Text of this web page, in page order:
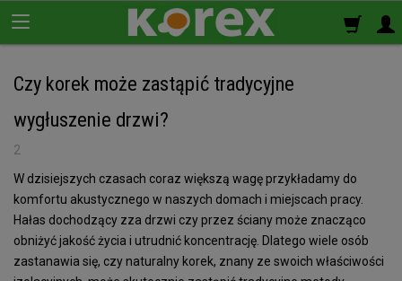
Korek ścienny
Rolki korkowe
Podkład korkowy
pod panele
Korek izolacyjny
Czy korek może zastąpić tradycyjne
wygłuszenie drzwi?
2
W dzisiejszych czasach coraz większą wagę przykładamy do
komfortu akustycznego w naszych domach i miejscach pracy.
Hałas dochodzący zza drzwi czy przez ściany może znacząco
obniżyć jakość życia i utrudnić koncentrację. Dlatego wiele osób
zastanawia się, czy naturalny korek, znany ze swoich właściwości